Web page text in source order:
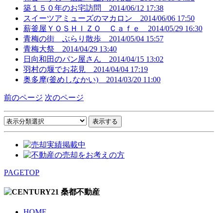
築１５０年のお宅訪問 2014/06/12 17:38
スイーツアミューズのマカロン 2014/06/06 17:50
薪釜屋ＹＯＳＨＩＺＯ Ｃａｆｅ 2014/05/29 16:30
青梅の街 ぶらり散歩 2014/05/04 15:57
青梅大祭 2014/04/29 13:40
日向和田のパン屋さん 2014/04/15 13:02
羽村の堰でお花見 2014/04/04 17:19
奥多摩(釜めしなかい) 2014/03/20 11:00
前のページ 次のページ
PAGETOP